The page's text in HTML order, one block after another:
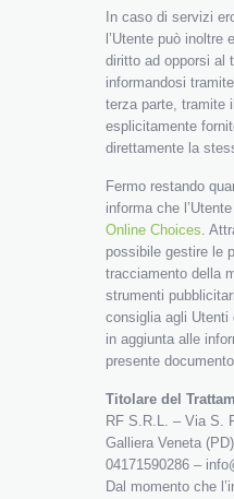
In caso di servizi
l’Utente può inoltre
diritto ad opporsi al
informandosi
terza parte, tramite
esplicitamente
direttamente la
Fermo restando
informa che
Online Choices.
possibile gestire le
tracciamento della
strumenti
consiglia agli
in aggiunta alle
presente
Titolare del
RF S.R.L. – Via S.
Galliera Veneta
04171590286 –
Dal momento che